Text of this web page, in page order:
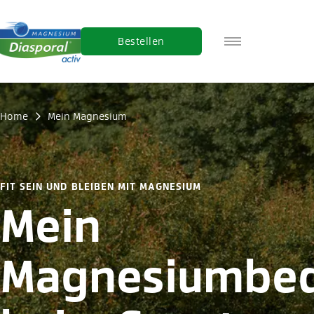
IT
EN
Bestellen
Home Mein Magnesium
FIT SEIN UND BLEIBEN MIT MAGNESIUM
Mein